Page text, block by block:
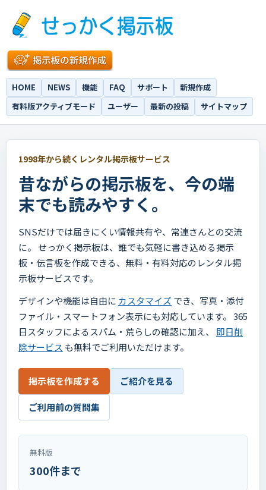
HOME NEWS 機能 FAQ サポート
新規作成
有料版アクティブモード
ユーザー 最新の投稿 サイトマップ
1998年から続くレンタル掲示板サービス
昔ながらの掲示板を、今の端
末でも読みやすく。
SNSだけでは届きにくい情報共有や、常連さんとの交流
に。 せっかく掲示板は、誰でも気軽に書き込める掲示
板・伝言板を作成できる、無料・有料対応のレンタル掲
示板サービスです。
デザインや機能は自由に カスタマイズでき、写真・添付
ファイル・スマートフォン表示にも対応しています。 365
日スタッフによるスパム・荒らしの確認に加え、 即日削
除サービス も無料でご利用いただけます。
掲示板を作成する ご紹介を見る
ご利用前の質問集
無料版
300件まで